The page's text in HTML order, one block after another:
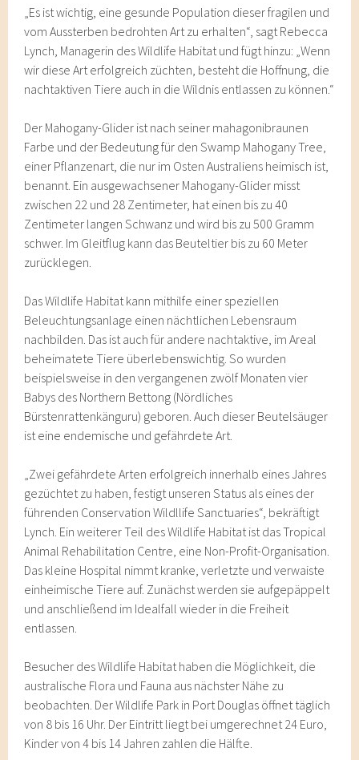
„Es ist wichtig, eine gesunde Population dieser fragilen und
vom Aussterben bedrohten Art zu erhalten“, sagt Rebecca
Lynch, Managerin des Wildlife Habitat und fügt hinzu: „Wenn
wir diese Art erfolgreich züchten, besteht die Hoffnung, die
nachtaktiven Tiere auch in die Wildnis entlassen zu können.“
Der Mahogany-Glider ist nach seiner mahagonibraunen
Farbe und der Bedeutung für den Swamp Mahogany Tree,
einer Pflanzenart, die nur im Osten Australiens heimisch ist,
benannt. Ein ausgewachsener Mahogany-Glider misst
zwischen 22 und 28 Zentimeter, hat einen bis zu 40
Zentimeter langen Schwanz und wird bis zu 500 Gramm
schwer. Im Gleitflug kann das Beuteltier bis zu 60 Meter
zurücklegen.
Das Wildlife Habitat kann mithilfe einer speziellen
Beleuchtungsanlage einen nächtlichen Lebensraum
nachbilden. Das ist auch für andere nachtaktive, im Areal
beheimatete Tiere überlebenswichtig. So wurden
beispielsweise in den vergangenen zwölf Monaten vier
Babys des Northern Bettong (Nördliches
Bürstenrattenkänguru) geboren. Auch dieser Beutelsäuger
ist eine endemische und gefährdete Art.
„Zwei gefährdete Arten erfolgreich innerhalb eines Jahres
gezüchtet zu haben, festigt unseren Status als eines der
führenden Conservation Wildllife Sanctuaries“, bekräftigt
Lynch. Ein weiterer Teil des Wildlife Habitat ist das Tropical
Animal Rehabilitation Centre, eine Non-Profit-Organisation.
Das kleine Hospital nimmt kranke, verletzte und verwaiste
einheimische Tiere auf. Zunächst werden sie aufgepäppelt
und anschließend im Idealfall wieder in die Freiheit
entlassen.
Besucher des Wildlife Habitat haben die Möglichkeit, die
australische Flora und Fauna aus nächster Nähe zu
beobachten. Der Wildlife Park in Port Douglas öffnet täglich
von 8 bis 16 Uhr. Der Eintritt liegt bei umgerechnet 24 Euro,
Kinder von 4 bis 14 Jahren zahlen die Hälfte.